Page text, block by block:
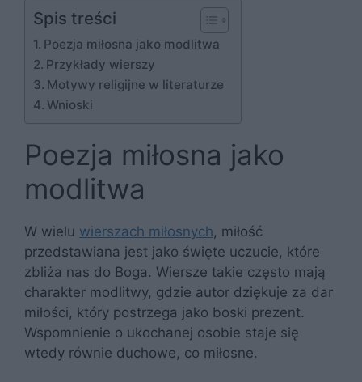
Spis treści
Poezja miłosna jako modlitwa
Przykłady wierszy
Motywy religijne w literaturze
Wnioski
Poezja miłosna jako
modlitwa
W wielu wierszach miłosnych, miłość
przedstawiana jest jako święte uczucie, które
zbliża nas do Boga. Wiersze takie często mają
charakter modlitwy, gdzie autor dziękuje za dar
miłości, który postrzega jako boski prezent.
Wspomnienie o ukochanej osobie staje się
wtedy równie duchowe, co miłosne.